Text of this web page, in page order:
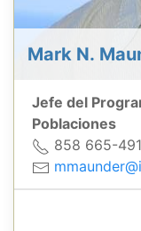
Mark N.
Jefe del
Poblaciones
858 665-